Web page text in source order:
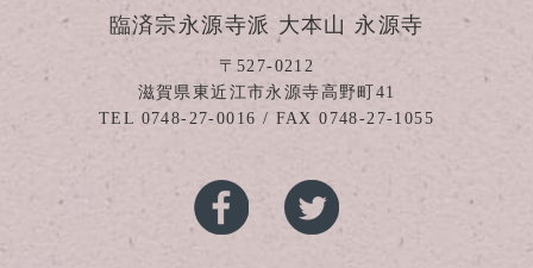
臨済宗永源寺派 大本山 永源寺
〒527-0212
滋賀県東近江市永源寺高野町41
TEL 0748-27-0016 / FAX 0748-27-1055